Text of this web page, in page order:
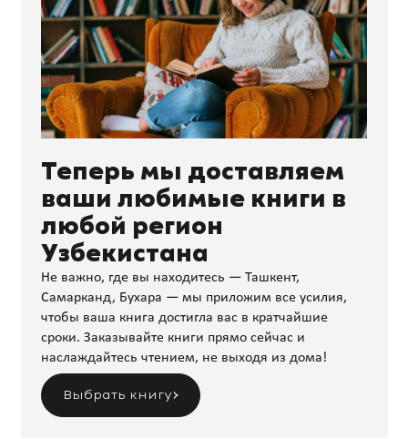
Теперь мы доставляем
ваши любимые книги в
любой регион
Узбекистана
Не важно, где вы находитесь — Ташкент,
Самарканд, Бухара — мы приложим все усилия,
чтобы ваша книга достигла вас в кратчайшие
сроки. Заказывайте книги прямо сейчас и
наслаждайтесь чтением, не выходя из дома!
Выбрать книгу